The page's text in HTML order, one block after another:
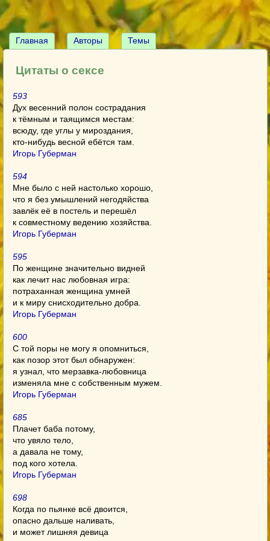
Главная Авторы Темы
Цитаты о сексе
593
Дух весенний полон сострадания
к тёмным и таящимся местам:
всюду, где углы у мироздания,
кто-нибудь весной ебётся там.
Игорь Губерман
594
Мне было с ней настолько хорошо,
что я без умышлений негодяйства
завлёк её в постель и перешёл
к совместному ведению хозяйства.
Игорь Губерман
595
По женщине значительно видней
как лечит нас любовная игра:
потраханная женщина умней
и к миру снисходительно добра.
Игорь Губерман
600
С той поры не могу я опомниться,
как позор этот был обнаружен:
я узнал, что мерзавка-любовница
изменяла мне с собственным мужем.
Игорь Губерман
685
Плачет баба потому,
что увяло тело,
а давала не тому,
под кого хотела.
Игорь Губерман
698
Когда по пьянке всё двоится,
опасно дальше наливать,
и может лишняя девица